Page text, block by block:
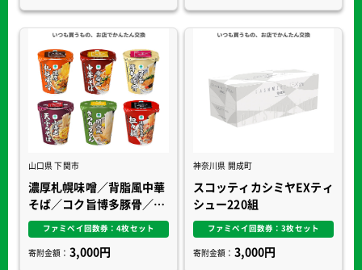
山口県 下関市
濃厚札幌味噌／背脂風中華
そば／コク旨博多豚骨／小
海老天ぷらそば 東／関西
風きつねうどん／濃厚旨辛
担々麺
ファミペイ回数券：4枚セット
寄附金額： 3,000円
神奈川県 開成町
スコッティカシミヤEXティ
シュー220組
ファミペイ回数券：3枚セット
寄附金額： 3,000円